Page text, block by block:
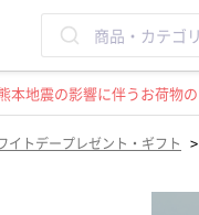
本地震の影響に伴うお荷物
イトデープレゼント・ギフト >